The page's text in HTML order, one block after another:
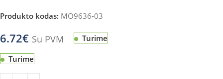
Produkto kodas: MO9636-03
6.72€ Su PVM Turime
Turime